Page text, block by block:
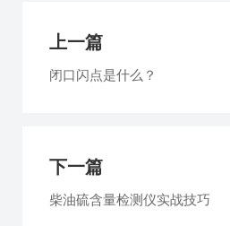
上一篇
闭口闪点是什么？
下一篇
柴油硫含量检测仪实战技巧